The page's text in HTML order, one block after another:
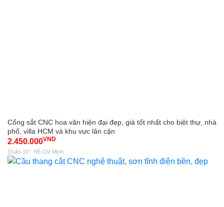
Cổng sắt CNC hoa văn hiện đại đẹp, giá tốt nhất cho biệt thự, nhà
phố, villa HCM và khu vực lân cận
2.450.000VND
Quận 10 - Hồ Chí Minh